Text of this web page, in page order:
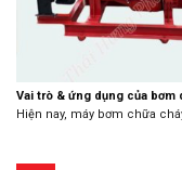
Vai trò & ứng dụng của
Hiện nay, máy bơm chữa